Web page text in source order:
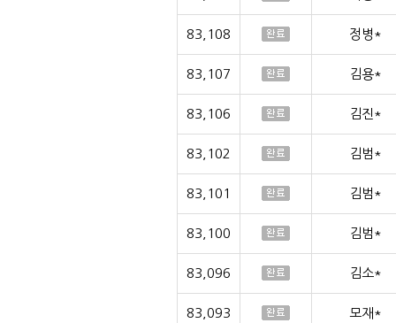
83,108 정병*
83,107 김용*
83,106 김진*
83,102 김범*
83,101 김범*
83,100 김범*
83,096 김소*
83,093 모재*